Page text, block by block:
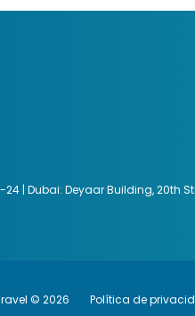
| Dubai: Deyaar Building, 20th
© 2026 Política de